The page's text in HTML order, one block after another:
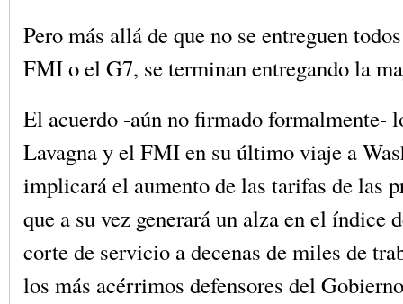
Pero más allá de que no se entreguen
FMI o el G7, se terminan entregando la
El acuerdo -aún no firmado formalmente-
Lavagna y el FMI en su último viaje a
implicará el aumento de las tarifas de las
que a su vez generará un alza en el índice
corte de servicio a decenas de miles de
los más acérrimos defensores del